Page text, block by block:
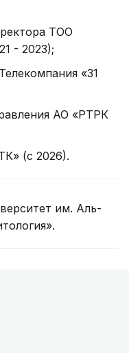
ТОО
- 2023);
«31
АО «РТРК
(с 2026).
им. Аль-